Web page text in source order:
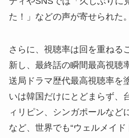
た！」などの声が寄せられた。
さらに、視聴率は回を重ねる
新し、最終話の瞬間最高視聴
送局ドラマ歴代最高視聴率を
いは韓国だけにとどまらず、
ィリピン、シンガポールなど
など、世界でも“ウェルメイ